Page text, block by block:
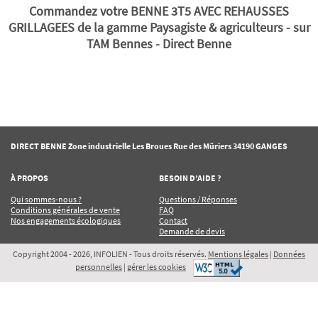
Commandez votre BENNE 3T5 AVEC REHAUSSES
GRILLAGEES de la gamme Paysagiste & agriculteurs - sur
TAM Bennes - Direct Benne
DIRECT BENNE Zone industrielle Les Broues Rue des Mûriers 34190 GANGES
À PROPOS
Qui sommes-nous ?
Conditions générales de vente
Nos engagements écologiques
BESOIN D’AIDE ?
Questions / Réponses
FAQ
Contact
Demande de devis
Copyright 2004 - 2026, INFOLIEN - Tous droits réservés. Mentions légales | Données
personnelles | gérer les cookies